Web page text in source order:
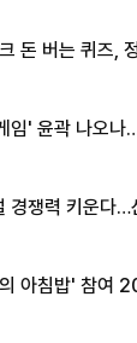
돈 버는 퀴즈,
임' 윤곽 나오나
경쟁력 키운다
아침밥' 참여